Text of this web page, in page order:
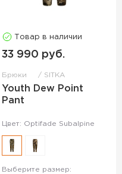
Товар в наличии
33 990 руб.
Брюки SITKA
Youth Dew Point
Pant
Цвет: Optifade Subalpine
Выберите размер: